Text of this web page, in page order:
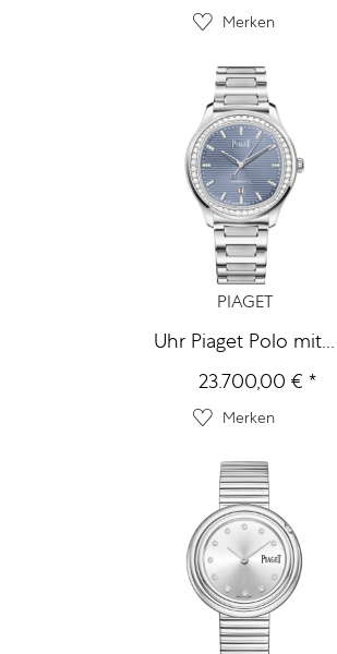
Merken
PIAGET
Uhr Piaget Polo mit...
23.700,00 € *
Merken